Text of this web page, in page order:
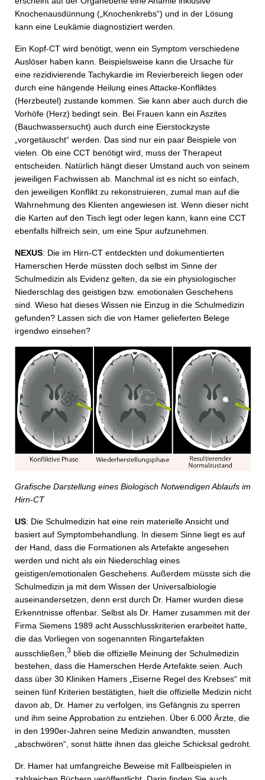
Knochenausdünnung („Knochenkrebs“) und in der Lösung
kann eine Leukämie diagnostiziert werden.
Ein Kopf-CT wird benötigt, wenn ein Symptom verschiedene
Auslöser haben kann. Beispielsweise kann die Ursache für
eine rezidivierende Tachykardie im Revierbereich liegen oder
durch eine hängende Heilung eines Attacke-Konfliktes
(Herzbeutel) zustande kommen. Sie kann aber auch durch die
Vorhöfe (Herz) bedingt sein. Bei Frauen kann ein Aszites
(Bauchwassersucht) auch durch eine Eierstockzyste
„vorgetäuscht“ werden. Das sind nur ein paar Beispiele von
vielen. Ob eine CCT benötigt wird, muss der Therapeut
entscheiden. Natürlich hängt dieser Umstand auch von seinem
jeweiligen Fachwissen ab. Manchmal ist es nicht so einfach,
den jeweiligen Konflikt zu rekonstruieren, zumal man auf die
Wahrnehmung des Klienten angewiesen ist. Wenn dieser nicht
die Karten auf den Tisch legt oder legen kann, kann eine CCT
ebenfalls hilfreich sein, um eine Spur aufzunehmen.
NEXUS: Die im Hirn-CT entdeckten und dokumentierten
Hamerschen Herde müssten doch selbst im Sinne der
Schulmedizin als Evidenz gelten, da sie ein physiologischer
Niederschlag des geistigen bzw. emotionalen Geschehens
sind. Wieso hat dieses Wissen nie Einzug in die Schulmedizin
gefunden? Lassen sich die von Hamer gelieferten Belege
irgendwo einsehen?
Grafische Darstellung eines Biologisch Notwendigen Ablaufs im
Hirn-CT
US: Die Schulmedizin hat eine rein materielle Ansicht und
basiert auf Symptombehandlung. In diesem Sinne liegt es auf
der Hand, dass die Formationen als Artefakte angesehen
werden und nicht als ein Niederschlag eines
geistigen/emotionalen Geschehens. Außerdem müsste sich die
Schulmedizin ja mit dem Wissen der Universalbiologie
auseinandersetzen, denn erst durch Dr. Hamer wurden diese
Erkenntnisse offenbar. Selbst als Dr. Hamer zusammen mit der
Firma Siemens 1989 acht Ausschlusskriterien erarbeitet hatte,
die das Vorliegen von sogenannten Ringartefakten
ausschließen, 3 blieb die offizielle Meinung der Schulmedizin
bestehen, dass die Hamerschen Herde Artefakte seien. Auch
dass über 30 Kliniken Hamers „Eiserne Regel des Krebses“ mit
seinen fünf Kriterien bestätigten, hielt die offizielle Medizin nicht
davon ab, Dr. Hamer zu verfolgen, ins Gefängnis zu sperren
und ihm seine Approbation zu entziehen. Über 6.000 Ärzte, die
in den 1990er-Jahren seine Medizin anwandten, mussten
„abschwören“, sonst hätte ihnen das gleiche Schicksal gedroht.
Dr. Hamer hat umfangreiche Beweise mit Fallbeispielen in